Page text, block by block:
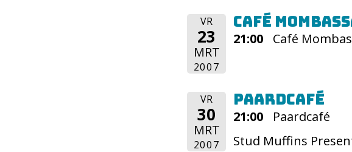
VR
23
MRT
2007
Café
21:00 Café
VR
30
MRT
2007
Paardcafé
21:00
Paardcafé
Stud Muffins